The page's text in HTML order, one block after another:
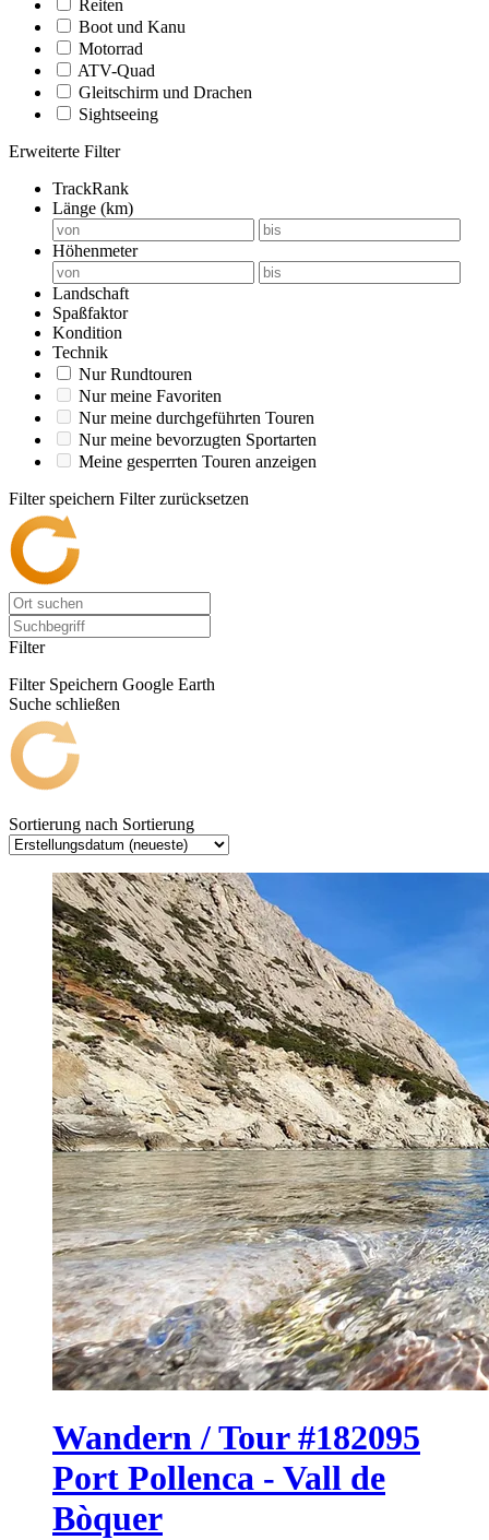
Reiten
Boot und Kanu
Motorrad
ATV-Quad
Gleitschirm und Drachen
Sightseeing
Erweiterte Filter
TrackRank
Länge (km)
Höhenmeter
Landschaft
Spaßfaktor
Kondition
Technik
Nur Rundtouren
Nur meine Favoriten
Nur meine durchgeführten Touren
Nur meine bevorzugten Sportarten
Meine gesperrten Touren anzeigen
Filter speichern Filter zurücksetzen
Filter
Filter Speichern Google Earth
Suche schließen
Sortierung nach Sortierung
Wandern / Tour #182095
Port Pollenca - Vall de
Bòquer